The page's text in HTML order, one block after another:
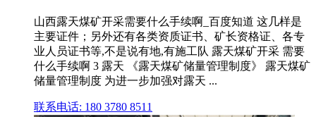
山西露天煤矿开采需要什么手续啊_百度知道 这几样是
主要证件；另外还有各类资质证书、矿长资格证、各专
业人员证书等,不是说有地,有施工队 露天煤矿开采 需要
什么手续啊 3 露天 《露天煤矿储量管理制度》 露天煤矿
储量管理制度 为进一步加强对露天 ...
联系电话: 180 3780 8511